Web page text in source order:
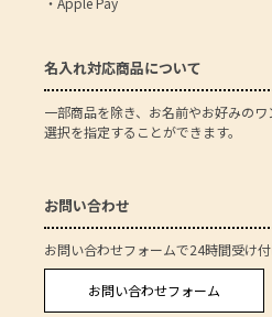
名入れ対応商品について
一部商品を除き、お名前やお好みの
選択を指定することができます。
お問い合わせ
お問い合わせフォームで24時間受け付
お問い合わせフォーム